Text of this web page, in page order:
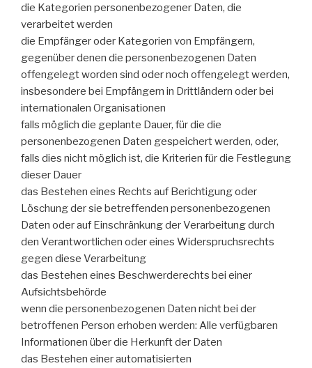
die Kategorien personenbezogener Daten, die
verarbeitet werden
die Empfänger oder Kategorien von Empfängern,
gegenüber denen die personenbezogenen Daten
offengelegt worden sind oder noch offengelegt werden,
insbesondere bei Empfängern in Drittländern oder bei
internationalen Organisationen
falls möglich die geplante Dauer, für die die
personenbezogenen Daten gespeichert werden, oder,
falls dies nicht möglich ist, die Kriterien für die Festlegung
dieser Dauer
das Bestehen eines Rechts auf Berichtigung oder
Löschung der sie betreffenden personenbezogenen
Daten oder auf Einschränkung der Verarbeitung durch
den Verantwortlichen oder eines Widerspruchsrechts
gegen diese Verarbeitung
das Bestehen eines Beschwerderechts bei einer
Aufsichtsbehörde
wenn die personenbezogenen Daten nicht bei der
betroffenen Person erhoben werden: Alle verfügbaren
Informationen über die Herkunft der Daten
das Bestehen einer automatisierten